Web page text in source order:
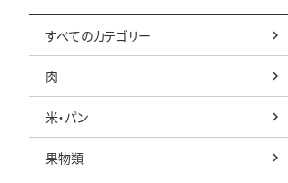
すべてのカテゴリー
肉
米・パン
果物類